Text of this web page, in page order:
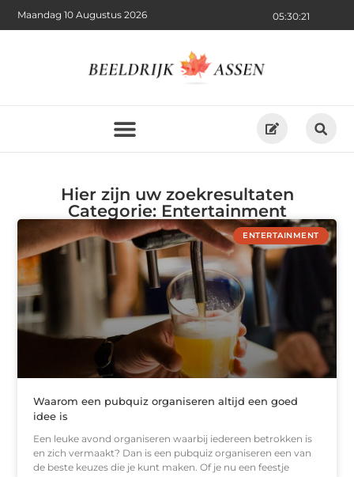
05:30:21
Maandag 10 Augustus 2026
Hier zijn uw zoekresultaten
Categorie: Entertainment
ENTERTAINMENT
Waarom een pubquiz organiseren altijd een goed
idee is
Een leuke avond organiseren waarbij iedereen betrokken is
en zich vermaakt? Dan is een pubquiz organiseren een van
de beste keuzes die je kunt maken. Of je nu een feestje